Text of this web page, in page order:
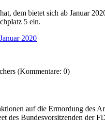
dem bietet sich ab Januar
5 ein.
2020
(Kommentare: 0)
auf die Ermordung des
des Bundesvorsitzenden der